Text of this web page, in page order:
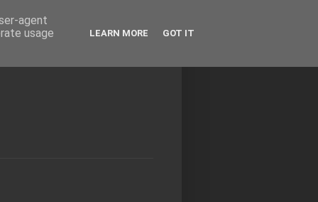
agent
usage
LEARN MORE GOT IT